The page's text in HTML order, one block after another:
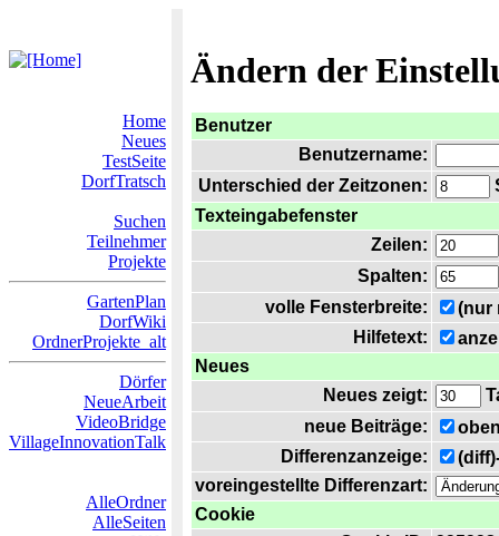
Ändern der
Home
Neues
TestSeite
DorfTratsch
Suchen
Teilnehmer
Projekte
GartenPlan
DorfWiki
OrdnerProjekte_alt
Dörfer
NeueArbeit
VideoBridge
VillageInnovationTalk
AlleOrdner
AlleSeiten
Benutzer
Benutzername:
Unterschied der Zeitzonen:
Texteingabefenster
Zeilen:
Spalten:
volle Fensterbreite:
(nur
Hilfetext:
Neues
Neues zeigt:
neue Beiträge:
Differenzanzeige:
voreingestellte Differenzart:
Cookie